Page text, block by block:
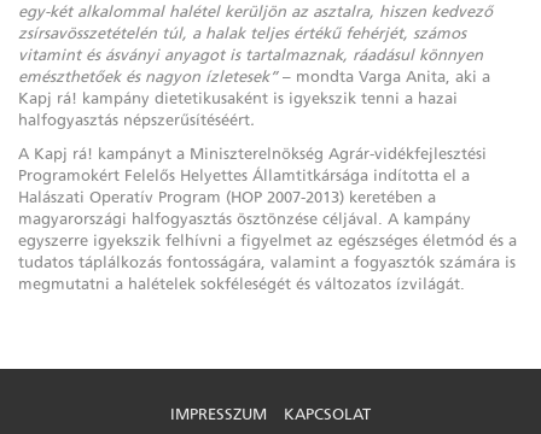
egy-két alkalommal halétel kerüljön az asztalra, hiszen kedvező
zsírsavösszetételén túl, a halak teljes értékű fehérjét, számos
vitamint és ásványi anyagot is tartalmaznak, ráadásul könnyen
emészthetőek és nagyon ízletesek” – mondta Varga Anita, aki a
Kapj rá! kampány dietetikusaként is igyekszik tenni a hazai
halfogyasztás népszerűsítéséért.
A Kapj rá! kampányt a Miniszterelnökség Agrár-vidékfejlesztési
Programokért Felelős Helyettes Államtitkársága indította el a
Halászati Operatív Program (HOP 2007-2013) keretében a
magyarországi halfogyasztás ösztönzése céljával. A kampány
egyszerre igyekszik felhívni a figyelmet az egészséges életmód és a
tudatos táplálkozás fontosságára, valamint a fogyasztók számára is
megmutatni a halételek sokféleségét és változatos ízvilágát.
IMPRESSZUM KAPCSOLAT